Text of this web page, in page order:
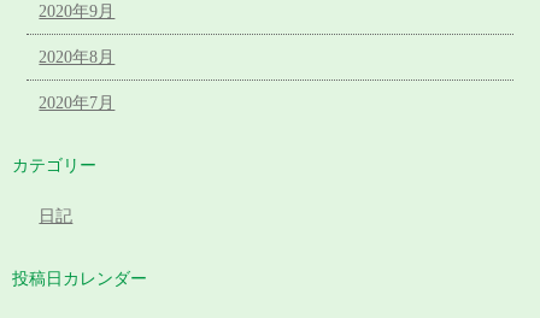
2020年9月
2020年8月
2020年7月
カテゴリー
日記
投稿日カレンダー